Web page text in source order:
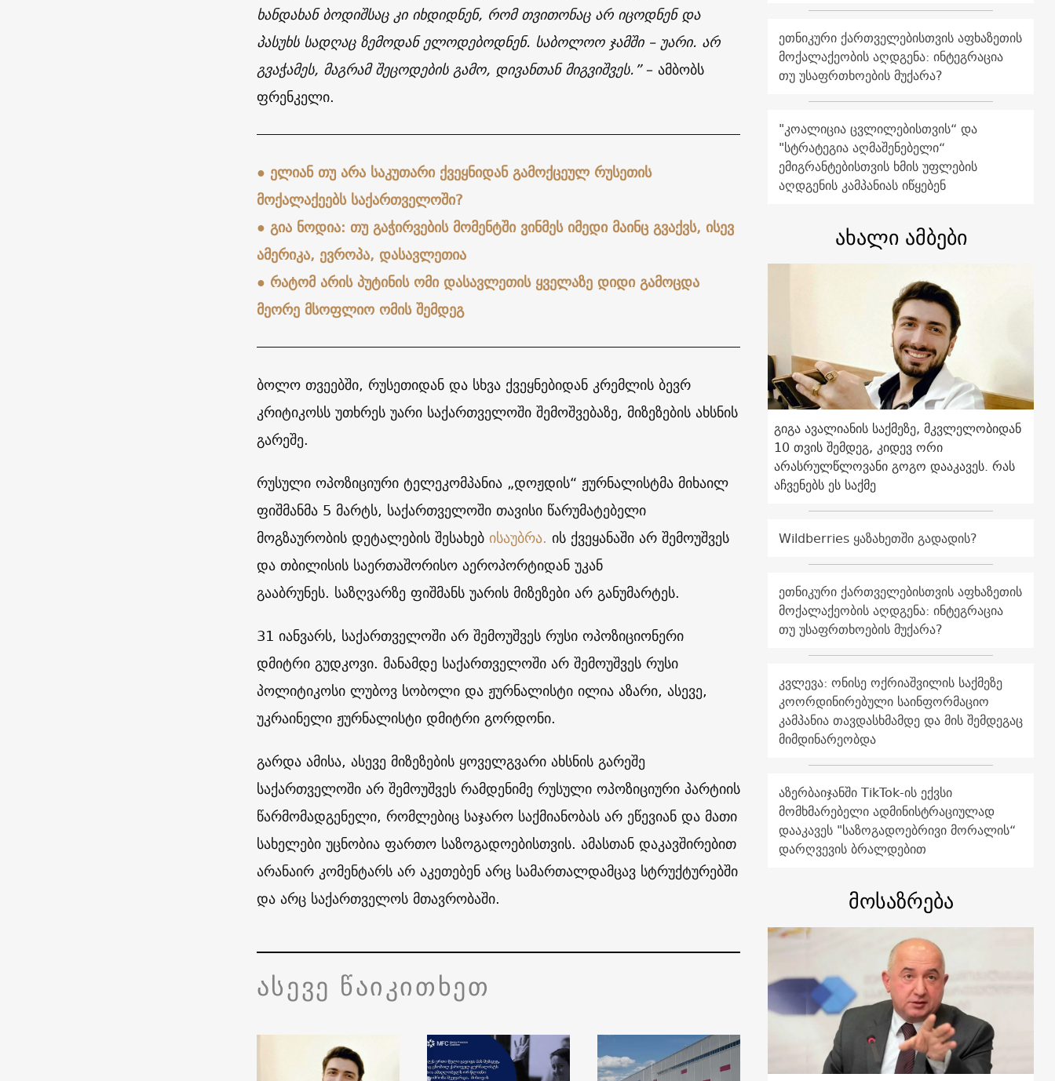
ხანდახან ბოდიშსაც კი იხდიდნენ, რომ თვითონაც არ იცოდნენ და
პასუხს სადღაც ზემოდან ელოდებოდნენ. საბოლოო ჯამში – უარი. არ
გვაჭამეს, მაგრამ შეცოდების გამო, დივანთან მიგვიშვეს.”– ამბობს
ფრენკელი.
● ელიან თუ არა საკუთარი ქვეყნიდან გამოქცეულ რუსეთის
მოქალაქეებს საქართველოში?
● გია ნოდია: თუ გაჭირვების მომენტში ვინმეს იმედი მაინც გვაქვს, ისევ
ამერიკა, ევროპა, დასავლეთია
● რატომ არის პუტინის ომი დასავლეთის ყველაზე დიდი გამოცდა
მეორე მსოფლიო ომის შემდეგ
ბოლო თვეებში, რუსეთიდან და სხვა ქვეყნებიდან კრემლის ბევრ
კრიტიკოსს უთხრეს უარი საქართველოში შემოშვებაზე, მიზეზების ახსნის
გარეშე.
რუსული ოპოზიციური ტელეკომპანია „დოჟდის“ ჟურნალისტმა მიხაილ
ფიშმანმა 5 მარტს, საქართველოში თავისი წარუმატებელი
მოგზაურობის დეტალების შესახებისაუბრა. ის ქვეყანაში არ შემოუშვეს
და თბილისის საერთაშორისო აეროპორტიდან უკან
გააბრუნეს. საზღვარზე ფიშმანს უარის მიზეზები არ განუმარტეს.
31 იანვარს, საქართველოში არ შემოუშვეს რუსი ოპოზიციონერი
დმიტრი გუდკოვი. მანამდე საქართველოში არ შემოუშვეს რუსი
პოლიტიკოსი ლუბოვ სობოლი და ჟურნალისტი ილია აზარი, ასევე,
უკრაინელი ჟურნალისტი დმიტრი გორდონი.
გარდა ამისა, ასევე მიზეზების ყოველგვარი ახსნის გარეშე
საქართველოში არ შემოუშვეს რამდენიმე რუსული ოპოზიციური პარტიის
წარმომადგენელი, რომლებიც საჯარო საქმიანობას არ ეწევიან და მათი
სახელები უცნობია ფართო საზოგადოებისთვის. ამასთან დაკავშირებით
არანაირ კომენტარს არ აკეთებენ არც სამართალდამცავ სტრუქტურებში
და არც საქართველოს მთავრობაში.
ასევე წაიკითხეთ
ეთნიკური ქართველებისთვის აფხაზეთის
მოქალაქეობის აღდგენა: ინტეგრაცია
თუ უსაფრთხოების მუქარა?
"კოალიცია ცვლილებისთვის“ და
"სტრატეგია აღმაშენებელი“
ემიგრანტებისთვის ხმის უფლების
აღდგენის კამპანიას იწყებენ
ახალი ამბები
გიგა ავალიანის საქმეზე, მკვლელობიდან
10 თვის შემდეგ, კიდევ ორი
არასრულწლოვანი გოგო დააკავეს. რას
აჩვენებს ეს საქმე
Wildberries ყაზახეთში გადადის?
ეთნიკური ქართველებისთვის აფხაზეთის
მოქალაქეობის აღდგენა: ინტეგრაცია
თუ უსაფრთხოების მუქარა?
კვლევა: ონისე ოქრიაშვილის საქმეზე
კოორდინირებული საინფორმაციო
კამპანია თავდასხმამდე და მის შემდეგაც
მიმდინარეობდა
აზერბაიჯანში TikTok-ის ექვსი
მომხმარებელი ადმინისტრაციულად
დააკავეს "საზოგადოებრივი მორალის“
დარღვევის ბრალდებით
მოსაზრება